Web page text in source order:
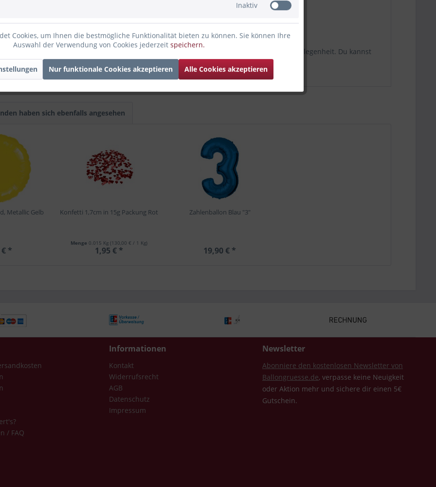
über den Dingen
, hat dabei aber keine explizite Aufschrift. Somit eignet sich das Motiv für jede Gelegenheit. Du kannst
damit große Freude bei auslösen.
haben sich ebenfalls angesehen
Metallic Gelb
€ *
Konfetti 1,7cm in 15g Packung Rot
Menge 0.015 Kg (130,00 € / 1 Kg)
1,95 € *
Zahlenballon Blau "3"
19,90 € *
/ FAQ
Informationen
Kontakt
Widerrufsrecht
AGB
Datenschutz
Impressum
Newsletter
Abonniere den kostenlosen Newsletter von
Ballongruesse.de, verpasse keine Neuigkeit
oder Aktion mehr und sichere dir einen 5€
Gutschein.
Inaktiv
Cookies, um Ihnen die bestmögliche Funktionalität bieten zu können. Sie können Ihre
Auswahl der Verwendung von Cookies jederzeit speichern.
Nur funktionale Cookies akzeptieren Alle Cookies akzeptieren